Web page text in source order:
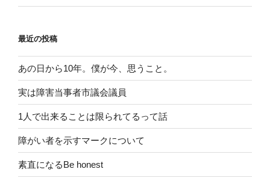
最近の投稿
あの日から10年。僕が今、思うこと。
実は障害当事者市議会議員
1人で出来ることは限られてるって話
障がい者を示すマークについて
素直になるBe honest